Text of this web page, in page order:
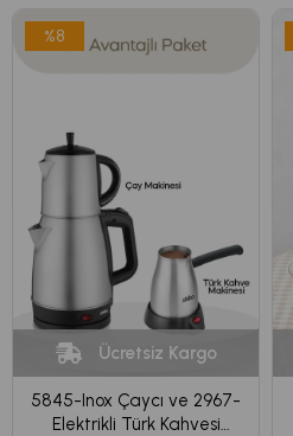
5845-Inox Çaycı ve 2967-
Elektrikli Türk Kahvesi
%8
Ücretsiz Kargo